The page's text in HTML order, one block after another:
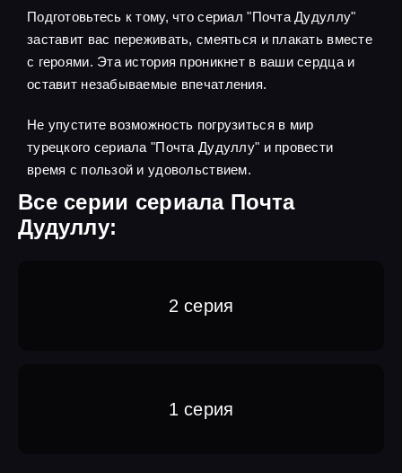
Подготовьтесь к тому, что сериал "Почта Дудуллу"
заставит вас переживать, смеяться и плакать вместе
с героями. Эта история проникнет в ваши сердца и
оставит незабываемые впечатления.
Не упустите возможность погрузиться в мир
турецкого сериала "Почта Дудуллу" и провести
время с пользой и удовольствием.
Все серии сериала Почта
Дудуллу:
2 серия
1 серия